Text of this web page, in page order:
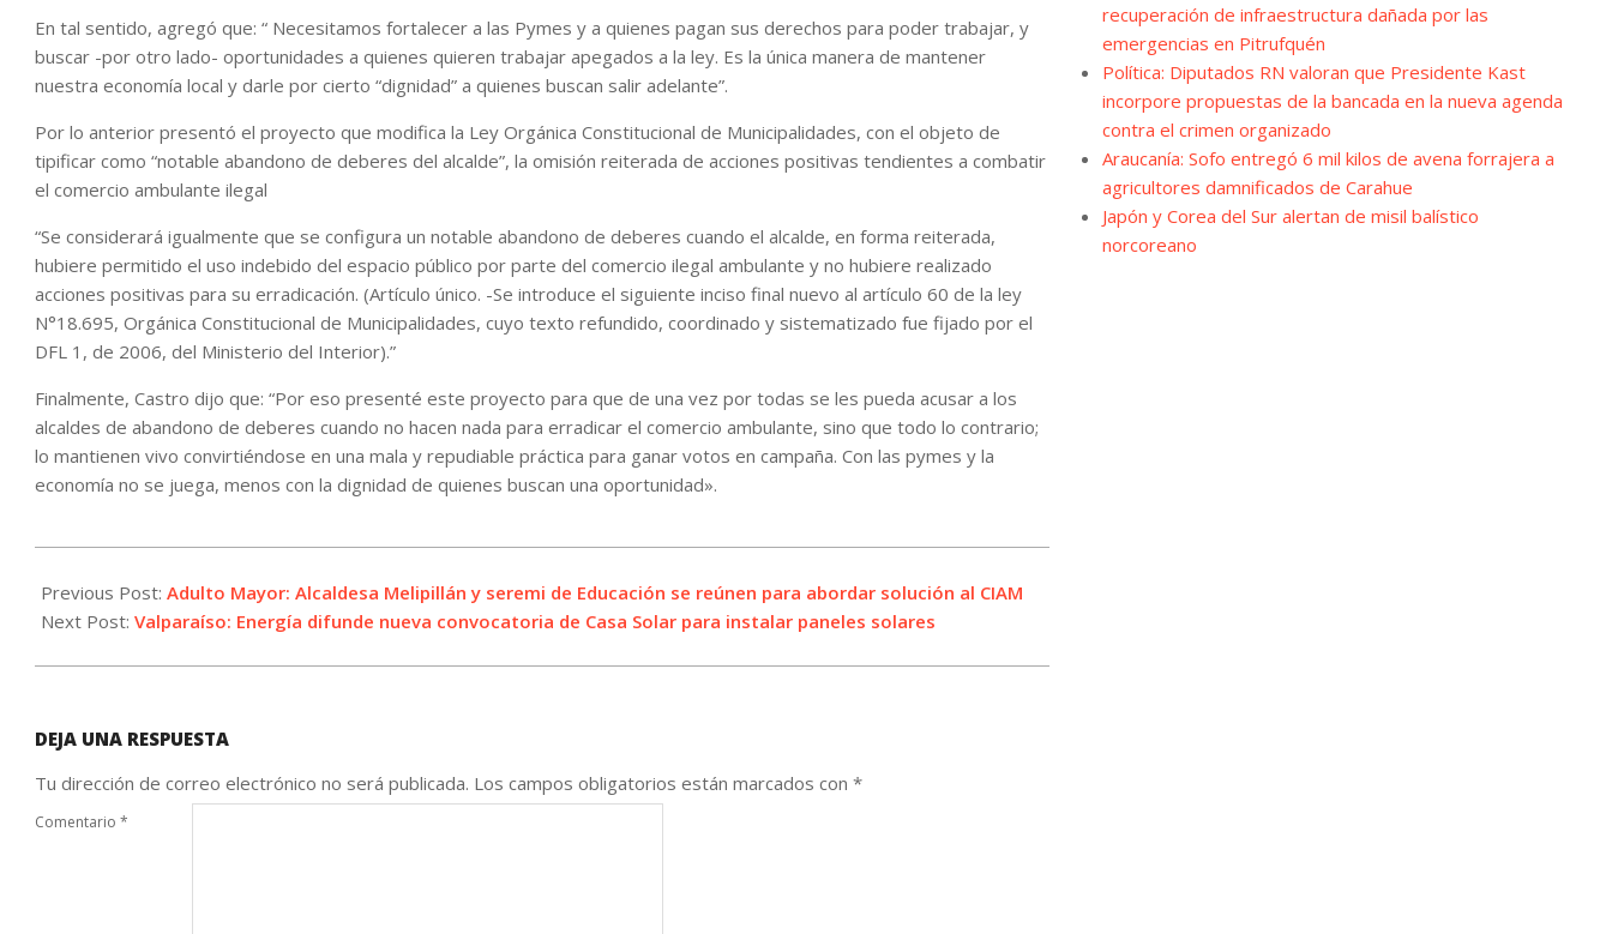
En tal sentido, agregó que: “ Necesitamos fortalecer a las Pymes y a quienes pagan sus derechos para poder trabajar, y
buscar -por otro lado- oportunidades a quienes quieren trabajar apegados a la ley. Es la única manera de mantener
nuestra economía local y darle por cierto “dignidad” a quienes buscan salir adelante”.
Por lo anterior presentó el proyecto que modifica la Ley Orgánica Constitucional de Municipalidades, con el objeto de
tipificar como “notable abandono de deberes del alcalde”, la omisión reiterada de acciones positivas tendientes a combatir
el comercio ambulante ilegal
“Se considerará igualmente que se configura un notable abandono de deberes cuando el alcalde, en forma reiterada,
hubiere permitido el uso indebido del espacio público por parte del comercio ilegal ambulante y no hubiere realizado
acciones positivas para su erradicación. (Artículo único. -Se introduce el siguiente inciso final nuevo al artículo 60 de la ley
N°18.695, Orgánica Constitucional de Municipalidades, cuyo texto refundido, coordinado y sistematizado fue fijado por el
DFL 1, de 2006, del Ministerio del Interior).”
Finalmente, Castro dijo que: “Por eso presenté este proyecto para que de una vez por todas se les pueda acusar a los
alcaldes de abandono de deberes cuando no hacen nada para erradicar el comercio ambulante, sino que todo lo contrario;
lo mantienen vivo convirtiéndose en una mala y repudiable práctica para ganar votos en campaña. Con las pymes y la
economía no se juega, menos con la dignidad de quienes buscan una oportunidad».
11-
17
Previous Post: Adulto Mayor: Alcaldesa Melipillán y seremi de Educación se reúnen para abordar solución al CIAM
Next Post: Valparaíso: Energía difunde nueva convocatoria de Casa Solar para instalar paneles solares
DEJA UNA RESPUESTA
Tu dirección de correo electrónico no será publicada. Los campos obligatorios están marcados con *
Comentario *
recuperación de infraestructura dañada por las
emergencias en Pitrufquén
Política: Diputados RN valoran que Presidente Kast
incorpore propuestas de la bancada en la nueva agenda
contra el crimen organizado
Araucanía: Sofo entregó 6 mil kilos de avena forrajera a
agricultores damnificados de Carahue
Japón y Corea del Sur alertan de misil balístico
norcoreano